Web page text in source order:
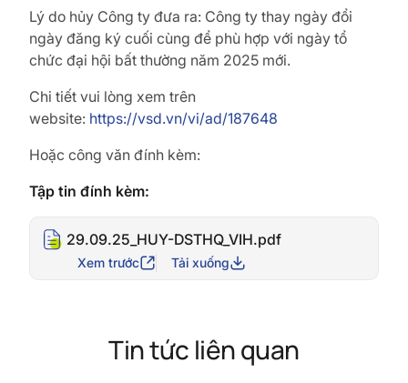
Lý do hủy Công ty đưa ra: Công ty thay ngày đổi
ngày đăng ký cuối cùng để phù hợp với ngày tổ
chức đại hội bất thường năm 2025 mới.
Chi tiết vui lòng xem trên
website: https://vsd.vn/vi/ad/187648
Hoặc công văn đính kèm:
Tập tin đính kèm:
29.09.25_HUY-DSTHQ_VIH.pdf
Xem trước Tải xuống
Tin tức liên quan